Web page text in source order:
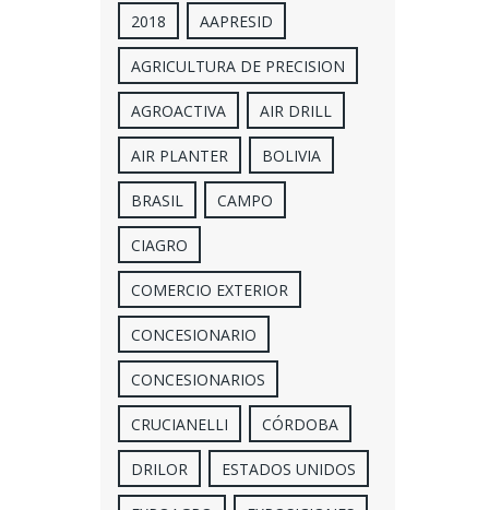
2018 AAPRESID
AGRICULTURA DE PRECISION
AGROACTIVA AIR DRILL
AIR PLANTER BOLIVIA
BRASIL CAMPO
CIAGRO
COMERCIO EXTERIOR
CONCESIONARIO
CONCESIONARIOS
CRUCIANELLI CÓRDOBA
DRILOR ESTADOS UNIDOS